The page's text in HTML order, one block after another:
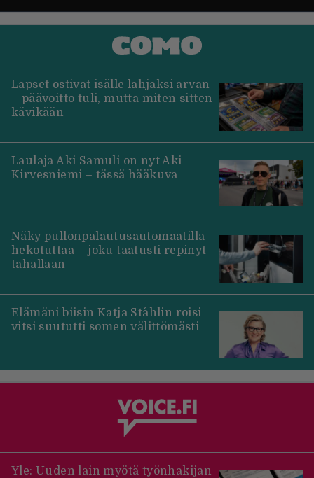
Lapset ostivat isälle lahjaksi arvan
– päävoitto tuli, mutta miten sitten
kävikään
Laulaja Aki Samuli on nyt Aki
Kirvesniemi – tässä hääkuva
Näky pullonpalautusautomaatilla
hekotuttaa – joku taatusti repinyt
tahallaan
Elämäni biisin Katja Ståhlin roisi
vitsi suututti somen välittömästi
Yle: Uuden lain myötä työnhakijan